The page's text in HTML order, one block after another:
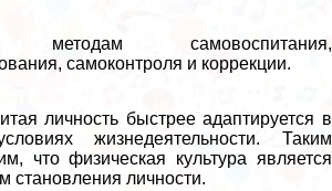
самовоспитания,
самоконтроля и коррекции.
личность быстрее адаптируется в
жизнедеятельности. Таким
что физическая культура является
становления личности.